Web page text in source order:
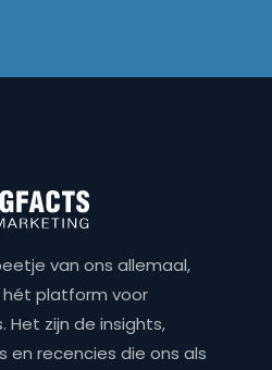
van ons allemaal,
hét platform voor
Het zijn de insights,
en recencies die ons als